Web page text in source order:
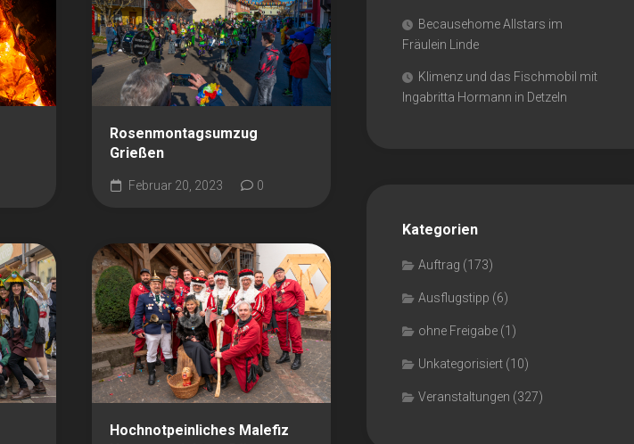
Rosenmontagsumzug
Grießen
Februar 20, 2023 0
Hochnotpeinliches Malefiz
Becausehome Allstars im
Fräulein Linde
Klimenz und das Fischmobil mit
Ingabritta Hormann in Detzeln
Kategorien
Auftrag (173)
Ausflugstipp (6)
ohne Freigabe (1)
Unkategorisiert (10)
Veranstaltungen (327)